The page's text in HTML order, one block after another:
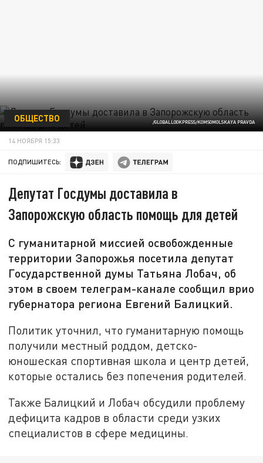
/GLOBALLOOKPRESS/KOMSOMOLSKAYA PRAVDA
ОБЩЕСТВО
14 НОЯБРЯ 15:33
ПОДПИШИТЕСЬ:
Депутат Госдумы доставила в
Запорожскую область помощь для детей
С гуманитарной миссией освобожденные
территории Запорожья посетила депутат
Государственной думы Татьяна Лобач, об
этом в своем телеграм-канале сообщил врио
губернатора региона Евгений Балицкий.
Политик уточнил, что гуманитарную помощь
получили местный роддом, детско-
юношеская спортивная школа и центр детей,
которые остались без попечения родителей.
Также Балицкий и Лобач обсудили проблему
дефицита кадров в области среди узких
специалистов в сфере медицины.